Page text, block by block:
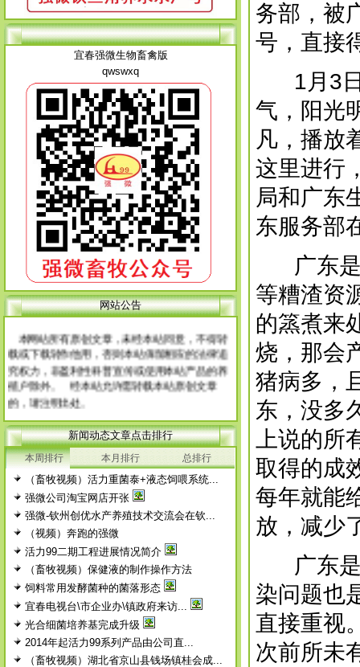
宜春强微生物畜禽版
qwswxq
网站公告
网 站 申 明
载或下载转作他用，否则本站保留相应的法律追
究权力，非盈利性科普宣传或使用本站产品的养
殖户除外。 经本站允许需转载本站原创文章
的，请注明出处。
每篇文章下面的网友评论只显示5条，要想看全
部评论，请点击网友评论框右上角的“更多”
徨耧豚蝽-桎梓羼觇?觐眈箅圉梃
徨耧豚蝽-桎梓羼觇?觐眈箅圉梃
新闻动态文章点击排行
本周排行 本月排行 总排行
（畜牧视频）活力重菌泰+液态饲喂系统...
强微公司淘宝网店开张
强微-钦州创优水产养殖技术交流会在钦...
（视频）奔跑的强微
活力99二期工程进展情况简介
（畜牧视频）保健液的制作操作方法
饲料常用发酵菌种的菌落形态
宜春电视台\市企业办\镇政府来访...
光合细菌培养基完成升级
2014年起活力99系列产品由公司直...
（畜牧视频）湖北省京山县钱场镇桂会成...
务部，被
号，直接
1月3日
气，阳光
凡，播放
这里进行
局和广东
东服务部
广东是
等糟渣资
的篜煮来
烧，那会
猪病多，
东，没多
上说的
取得的成
每年就能
放，减少
广东是
染问题也
直接重视
次前所未